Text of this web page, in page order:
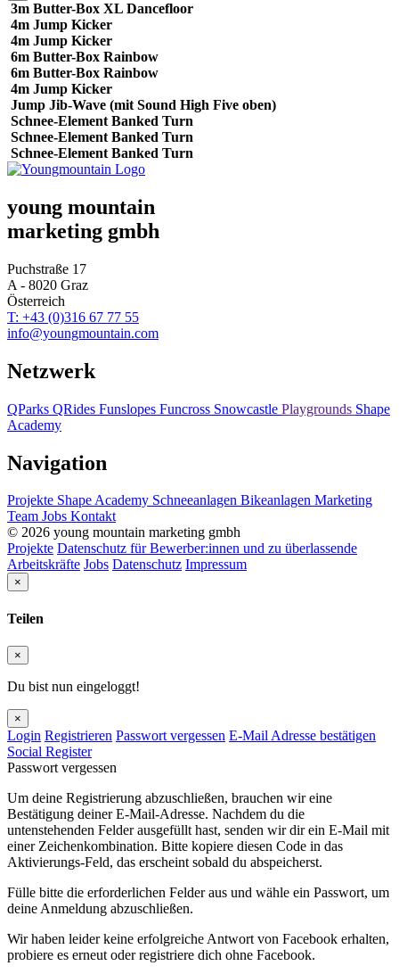
3m Butter-Box XL Dancefloor
4m Jump Kicker
4m Jump Kicker
6m Butter-Box Rainbow
6m Butter-Box Rainbow
4m Jump Kicker
Jump Jib-Wave (mit Sound High Five oben)
Schnee-Element Banked Turn
Schnee-Element Banked Turn
Schnee-Element Banked Turn
young mountain
marketing gmbh
Puchstraße 17
A - 8020 Graz
Österreich
T: +43 (0)316 67 77 55
info@youngmountain.com
Netzwerk
QParks QRides Funslopes Funcross Snowcastle Playgrounds Shape
Academy
Navigation
Projekte Shape Academy Schneeanlagen Bikeanlagen Marketing
Team Jobs Kontakt
© 2026 young mountain marketing gmbh
Projekte Datenschutz für Bewerber:innen und zu überlassende
Arbeitskräfte Jobs Datenschutz Impressum
×
Teilen
×
Du bist nun eingeloggt!
×
Login Registrieren Passwort vergessen E-Mail Adresse bestätigen
Social Register
Passwort vergessen
Um deine Registrierung abzuschließen, brauchen wir eine
Bestätigung deiner E-Mail-Adresse. Nachdem du die
untenstehenden Felder ausgefüllt hast, senden wir dir ein E-Mail mit
einer Zeichenkombination. Bitte kopiere diesen Code in das
Aktivierungs-Feld, das erscheint sobald du abspeicherst.
Fülle bitte die erforderlichen Felder aus und wähle ein Passwort, um
deine Anmeldung abzuschließen.
Wir haben leider keine erfolgreiche Antwort von Facebook erhalten,
probiere es erneut oder registriere dich ohne Facebook.